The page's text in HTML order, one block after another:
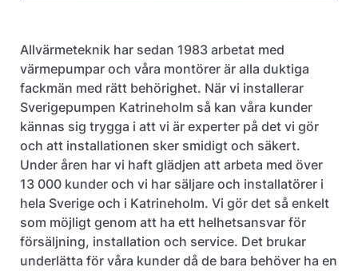
Allvärmeteknik har sedan 1983 arbetat med
värmepumpar och våra montörer är alla duktiga
fackmän med rätt behörighet. När vi installerar
Sverigepumpen Katrineholm så kan våra kunder
kännas sig trygga i att vi är experter på det vi gör
och att installationen sker smidigt och säkert.
Under åren har vi haft glädjen att arbeta med över
13 000 kunder och vi har säljare och installatörer i
hela Sverige och i Katrineholm. Vi gör det så enkelt
som möjligt genom att ha ett helhetsansvar för
försäljning, installation och service. Det brukar
underlätta för våra kunder då de bara behöver ha en